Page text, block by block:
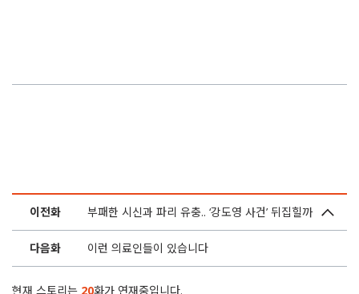
이전화 부패한 시신과 파리 유충.. ‘강도영 사건’ 뒤집힐까
다음화 이런 의료인들이 있습니다
현재 스토리는 20화가 연재중입니다.